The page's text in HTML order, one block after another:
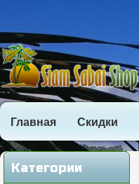
Главная Скидки
Категории